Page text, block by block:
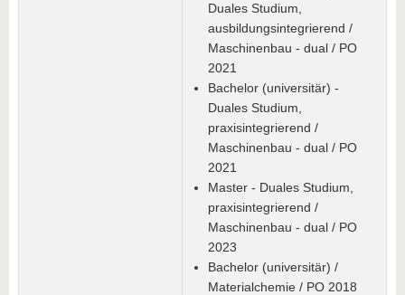
Duales Studium,
ausbildungsintegrierend /
Maschinenbau - dual / PO
2021
Bachelor (universitär) -
Duales Studium,
praxisintegrierend /
Maschinenbau - dual / PO
2021
Master - Duales Studium,
praxisintegrierend /
Maschinenbau - dual / PO
2023
Bachelor (universitär) /
Materialchemie / PO 2018